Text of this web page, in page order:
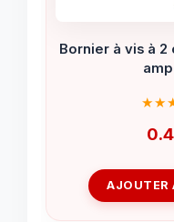
Bornier à vis à 2
AJOUTER